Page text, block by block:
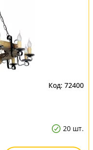
72400
20 шт.